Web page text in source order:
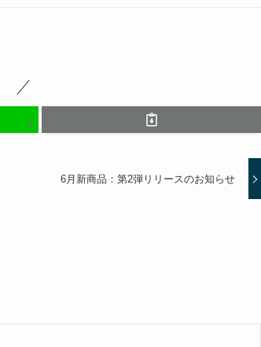
6月新商品：第2弾リリースのお知らせ